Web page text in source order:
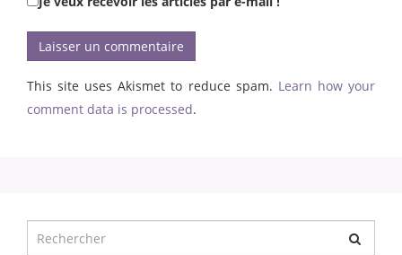
This site uses Akismet to reduce spam. Learn how your
comment data is processed.
pour